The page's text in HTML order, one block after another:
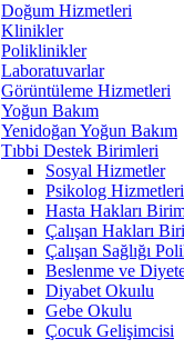
Doğum Hizmetleri
Klinikler
Poliklinikler
Laboratuvarlar
Görüntüleme Hizmetleri
Yoğun Bakım
Yenidoğan Yoğun Bakım
Tıbbi Destek Birimleri
Sosyal Hizmetler
Psikolog Hizmetleri
Hasta Hakları
Çalışan Hakları
Çalışan Sağlığı
Beslenme ve
Diyabet Okuılu
Gebe Okulu
Çocuk Gelişimcisi